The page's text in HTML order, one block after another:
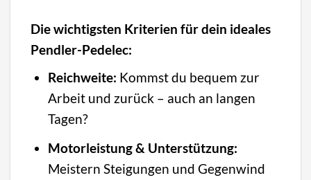
Die wichtigsten Kriterien für dein ideales
Pendler-Pedelec:
Reichweite: Kommst du bequem zur
Arbeit und zurück – auch an langen
Tagen?
Motorleistung & Unterstützung:
Meistern Steigungen und Gegenwind